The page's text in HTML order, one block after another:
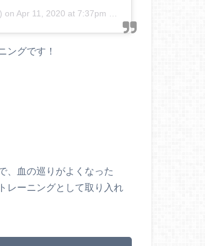
on Apr 11, 2020 at 7:37pm PDT
ングです！
、血の巡りがよくなった
レーニングとして取り入れ